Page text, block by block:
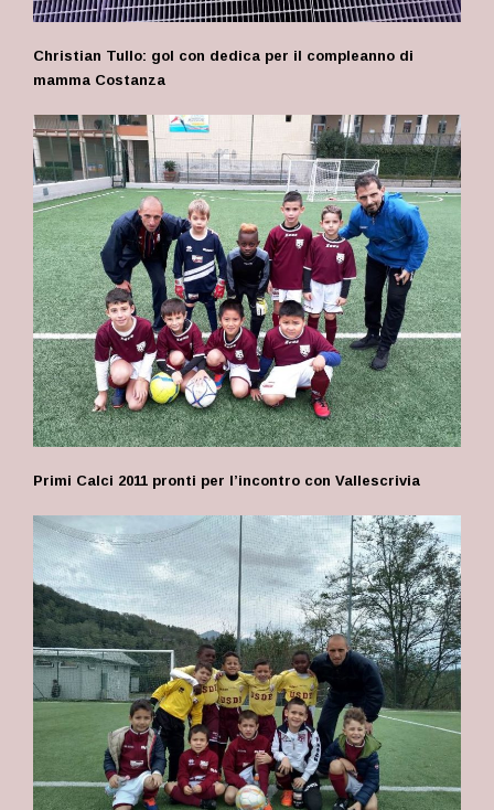
Christian Tullo: gol con dedica per il compleanno di
mamma Costanza
Primi Calci 2011 pronti per l’incontro con Vallescrivia